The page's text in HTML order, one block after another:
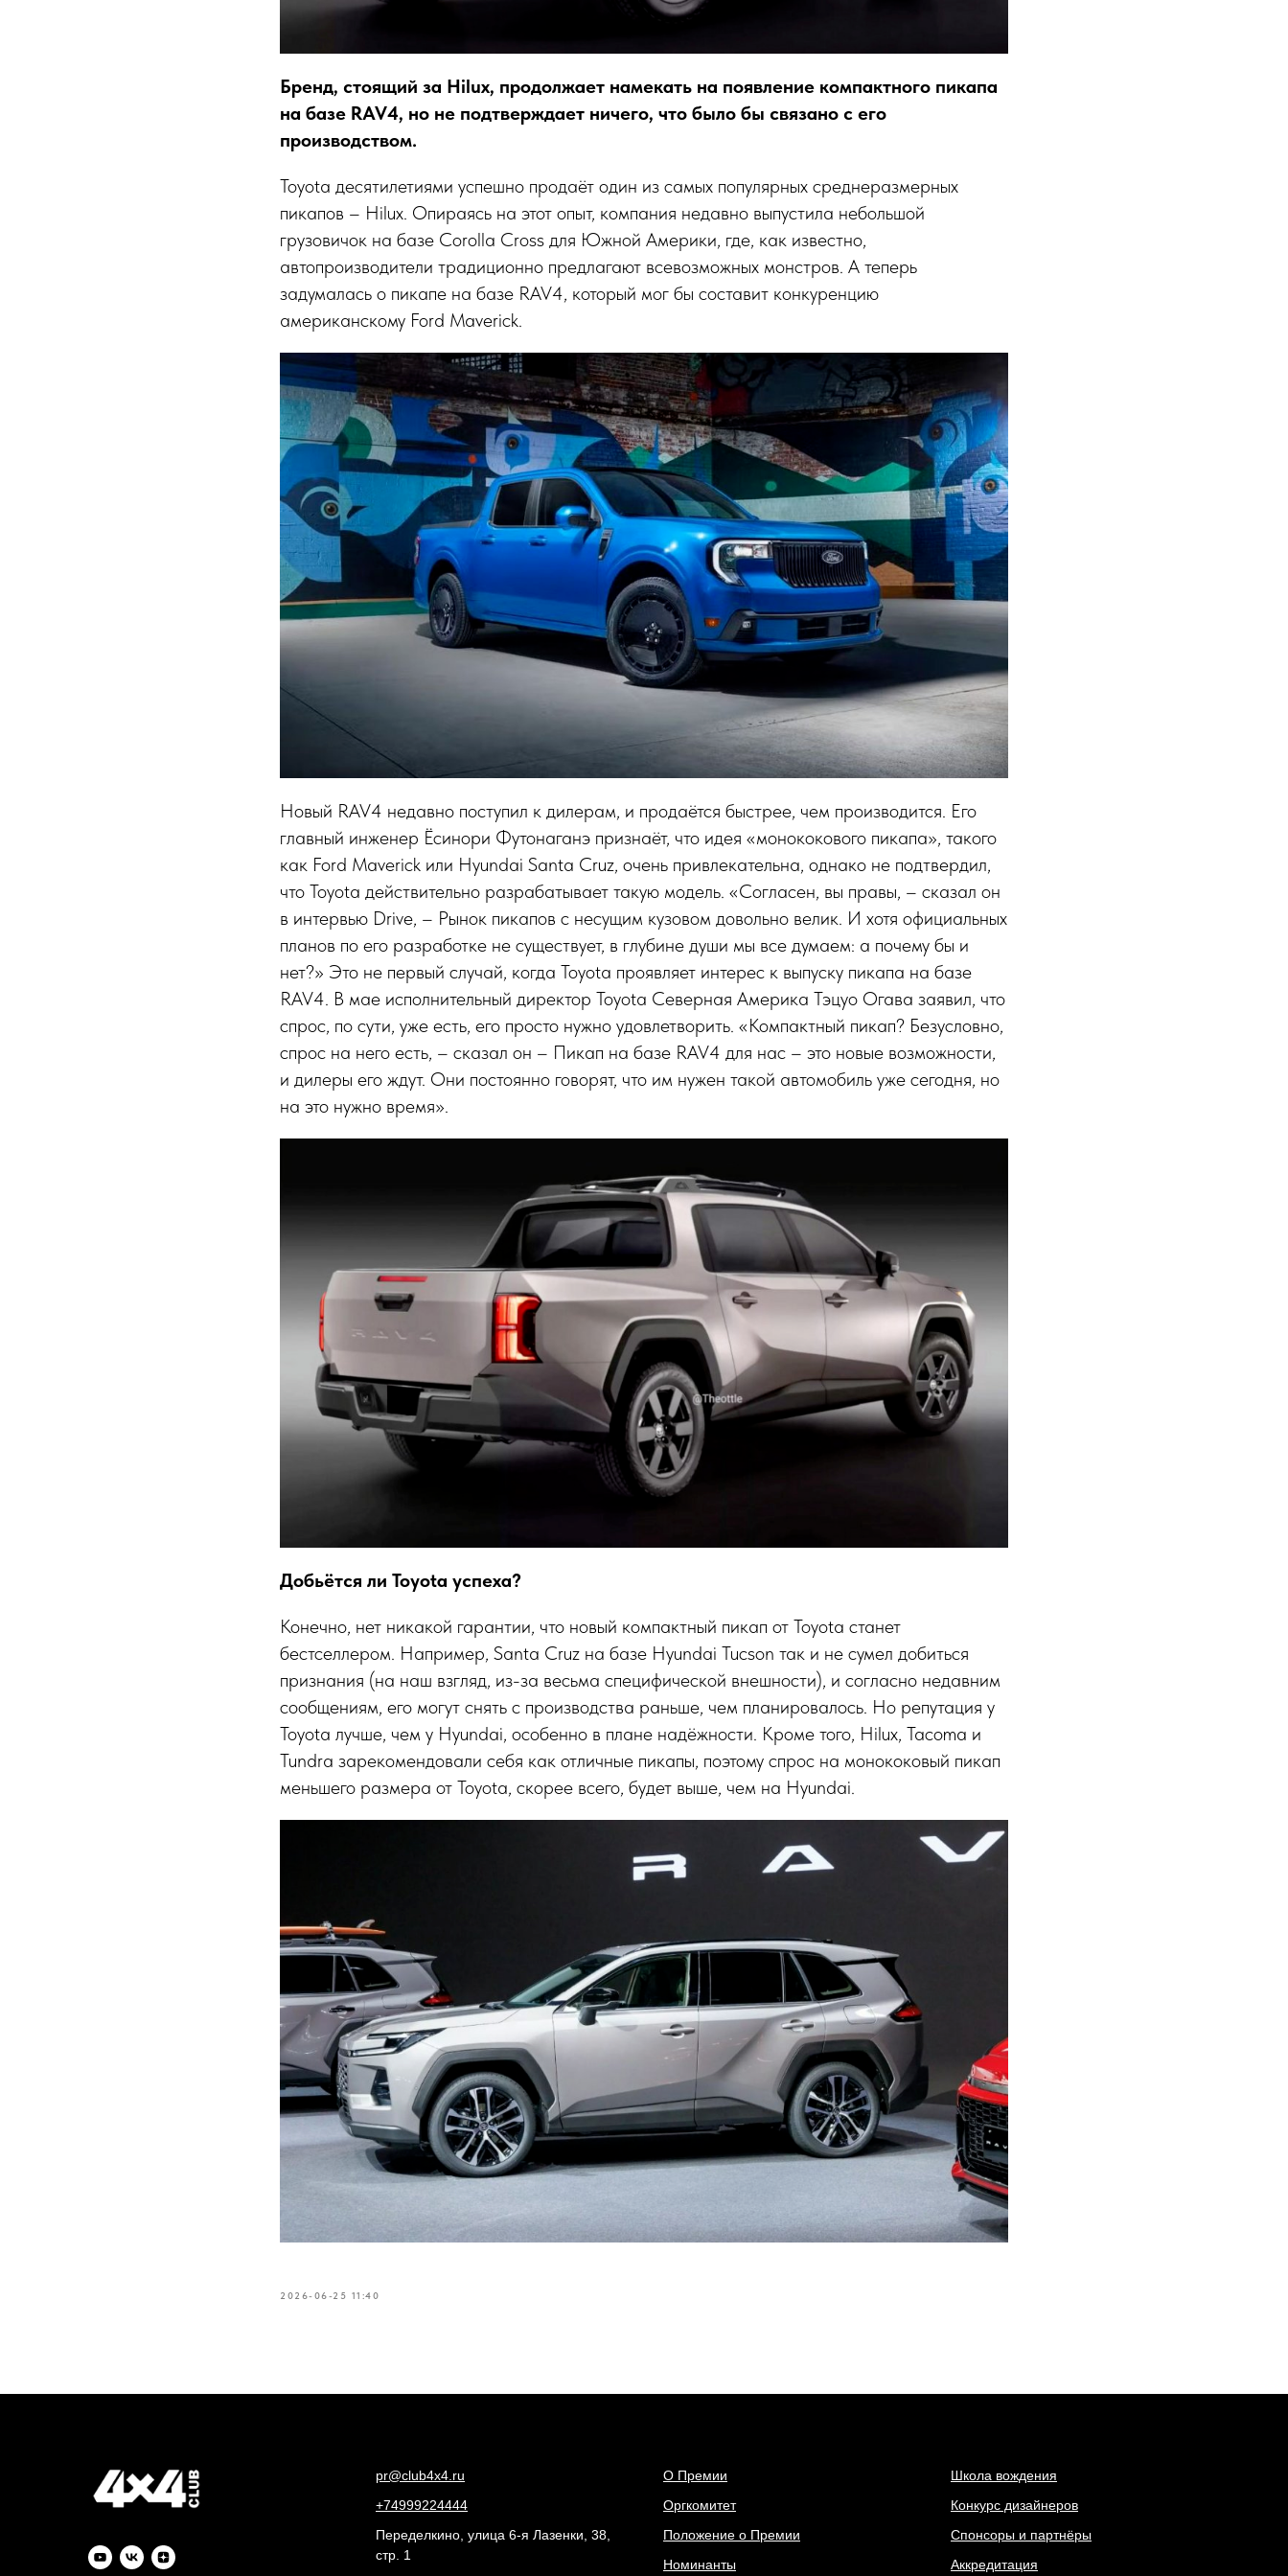
Бренд, стоящий за Hilux, продолжает намекать на появление компактного пикапа
на базе RAV4, но не подтверждает ничего, что было бы связано с его
производством.
Toyota десятилетиями успешно продаёт один из самых популярных среднеразмерных
пикапов – Hilux. Опираясь на этот опыт, компания недавно выпустила небольшой
грузовичок на базе Corolla Cross для Южной Америки, где, как известно,
автопроизводители традиционно предлагают всевозможных монстров. А теперь
задумалась о пикапе на базе RAV4, который мог бы составит конкуренцию
американскому Ford Maverick.
Новый RAV4 недавно поступил к дилерам, и продаётся быстрее, чем производится. Его
главный инженер Ёсинори Футонаганэ признаёт, что идея «монококового пикапа», такого
как Ford Maverick или Hyundai Santa Cruz, очень привлекательна, однако не подтвердил,
что Toyota действительно разрабатывает такую модель. «Согласен, вы правы, – сказал он
в интервью Drive, – Рынок пикапов с несущим кузовом довольно велик. И хотя официальных
планов по его разработке не существует, в глубине души мы все думаем: а почему бы и
нет?» Это не первый случай, когда Toyota проявляет интерес к выпуску пикапа на базе
RAV4. В мае исполнительный директор Toyota Северная Америка Тэцуо Огава заявил, что
спрос, по сути, уже есть, его просто нужно удовлетворить. «Компактный пикап? Безусловно,
спрос на него есть, – сказал он – Пикап на базе RAV4 для нас – это новые возможности,
и дилеры его ждут. Они постоянно говорят, что им нужен такой автомобиль уже сегодня, но
на это нужно время».
Добьётся ли Toyota успеха?
Конечно, нет никакой гарантии, что новый компактный пикап от Toyota станет
бестселлером. Например, Santa Cruz на базе Hyundai Tucson так и не сумел добиться
признания (на наш взгляд, из-за весьма специфической внешности), и согласно недавним
сообщениям, его могут снять с производства раньше, чем планировалось. Но репутация у
Toyota лучше, чем у Hyundai, особенно в плане надёжности. Кроме того, Hilux, Tacoma и
Tundra зарекомендовали себя как отличные пикапы, поэтому спрос на монококовый пикап
меньшего размера от Toyota, скорее всего, будет выше, чем на Hyundai.
2026-06-25 11:40
pr@club4x4.ru
+74999224444
Переделкино, улица 6-я Лазенки, 38,
стр. 1
О Премии
Оргкомитет
Положение о Премии
Номинанты
Школа вождения
Конкурс дизайнеров
Спонсоры и партнёры
Аккредитация